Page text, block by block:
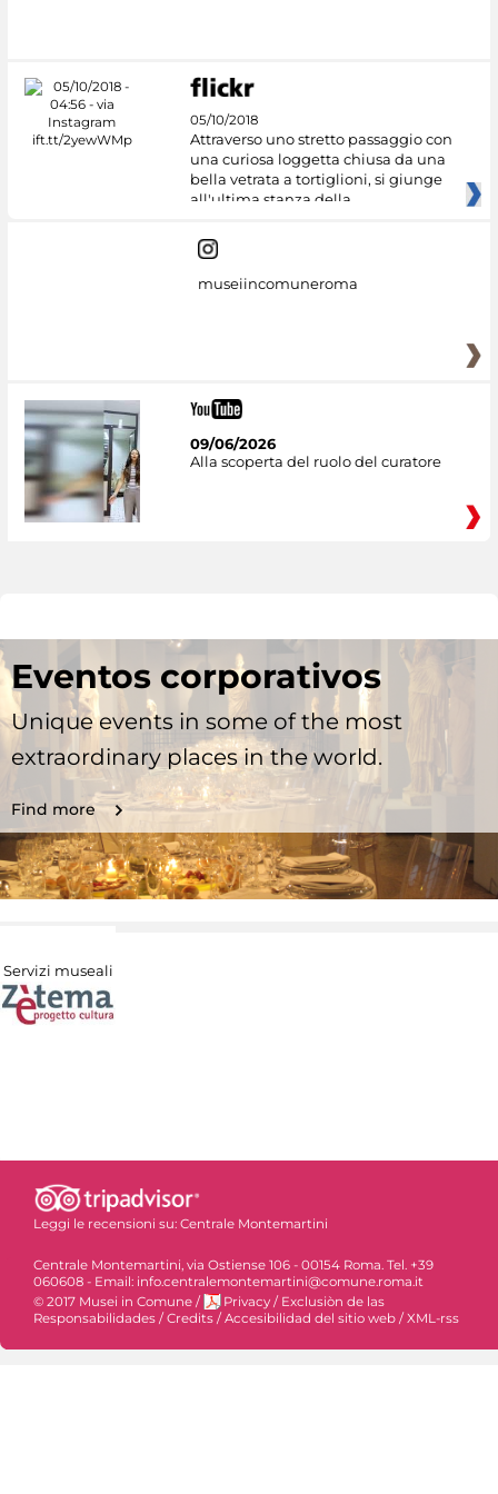
05/10/2018
Attraverso uno stretto passaggio con
una curiosa loggetta chiusa da una
bella vetrata a tortiglioni, si giunge
all'ultima stanza della
museiincomuneroma
09/06/2026
Alla scoperta del ruolo del curatore
Eventos corporativos
Unique events in some of the most
extraordinary places in the world.
Find more
Servizi museali
Leggi le recensioni su: Centrale Montemartini
Centrale Montemartini, via Ostiense 106 - 00154 Roma. Tel. +39
060608 - Email: info.centralemontemartini@comune.roma.it
© 2017 Musei in Comune / Privacy / Exclusiòn de las
Responsabilidades / Credits / Accesibilidad del sitio web / XML-rss